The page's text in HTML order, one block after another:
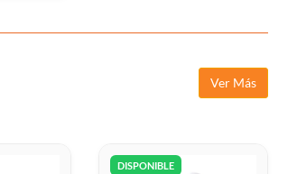
Ver Más
DISPONIBLE